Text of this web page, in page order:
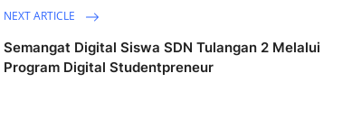
NEXT ARTICLE
Semangat Digital Siswa SDN Tulangan 2 Melalui
Program Digital Studentpreneur